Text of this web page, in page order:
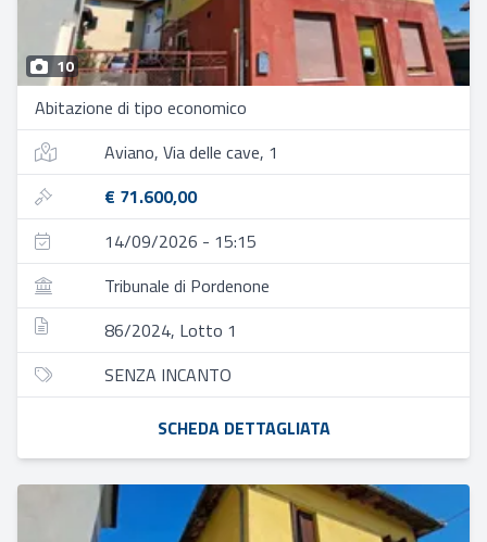
10
Abitazione di tipo economico
Aviano, Via delle cave, 1
€ 71.600,00
14/09/2026 - 15:15
Tribunale di Pordenone
86/2024, Lotto 1
SENZA INCANTO
SCHEDA DETTAGLIATA